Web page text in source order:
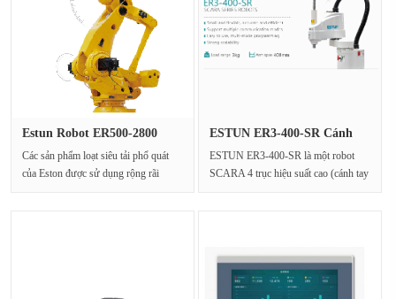
Estun Robot ER500-2800
Các sản phẩm loạt siêu tải phổ quát
của Eston được sử dụng rộng rãi
ESTUN ER3-400-SR Cánh
ESTUN ER3-400-SR là một robot
SCARA 4 trục hiệu suất cao (cánh tay